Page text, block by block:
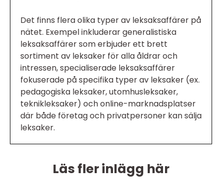
Det finns flera olika typer av leksaksaffärer på
nätet. Exempel inkluderar generalistiska
leksaksaffärer som erbjuder ett brett
sortiment av leksaker för alla åldrar och
intressen, specialiserade leksaksaffärer
fokuserade på specifika typer av leksaker (ex.
pedagogiska leksaker, utomhusleksaker,
teknikleksaker) och online-marknadsplatser
där både företag och privatpersoner kan sälja
leksaker.
Läs fler inlägg här